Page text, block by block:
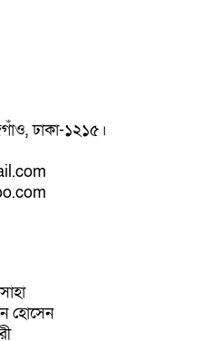
ঢাকা-১২১৫।
হোসেন